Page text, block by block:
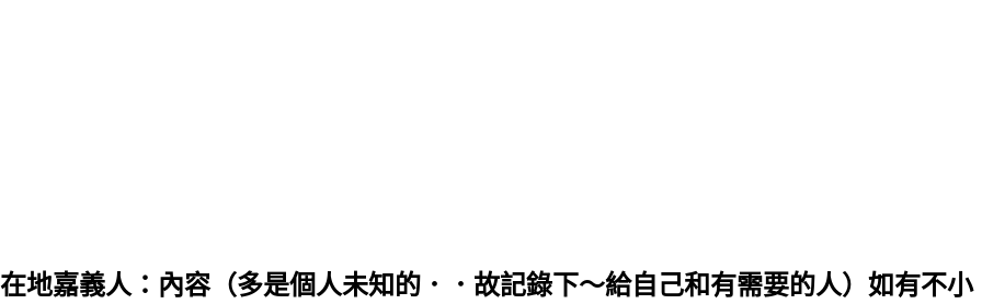
嘉義人：內容（多是個人未知的．．故記錄下～給自己和有需要的人）如有不小